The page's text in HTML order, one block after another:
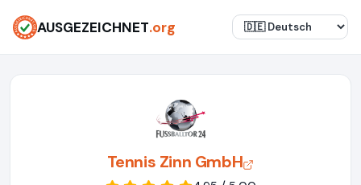
AUSGEZEICHNET.org
Tennis Zinn GmbH